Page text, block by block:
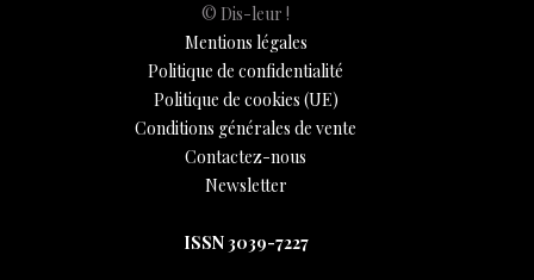
© Dis-leur !
Mentions légales
Politique de confidentialité
Politique de cookies (UE)
Conditions générales de vente
Contactez-nous
Newsletter
ISSN 3039-7227